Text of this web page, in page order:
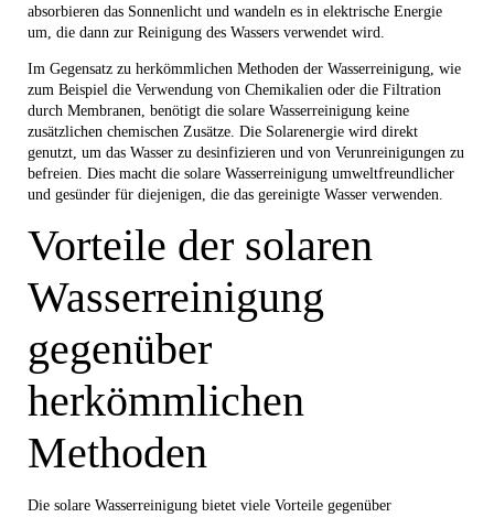
absorbieren das Sonnenlicht und wandeln es in elektrische Energie
um, die dann zur Reinigung des Wassers verwendet wird.
Im Gegensatz zu herkömmlichen Methoden der Wasserreinigung, wie
zum Beispiel die Verwendung von Chemikalien oder die Filtration
durch Membranen, benötigt die solare Wasserreinigung keine
zusätzlichen chemischen Zusätze. Die Solarenergie wird direkt
genutzt, um das Wasser zu desinfizieren und von Verunreinigungen zu
befreien. Dies macht die solare Wasserreinigung umweltfreundlicher
und gesünder für diejenigen, die das gereinigte Wasser verwenden.
Vorteile der solaren
Wasserreinigung
gegenüber
herkömmlichen
Methoden
Die solare Wasserreinigung bietet viele Vorteile gegenüber